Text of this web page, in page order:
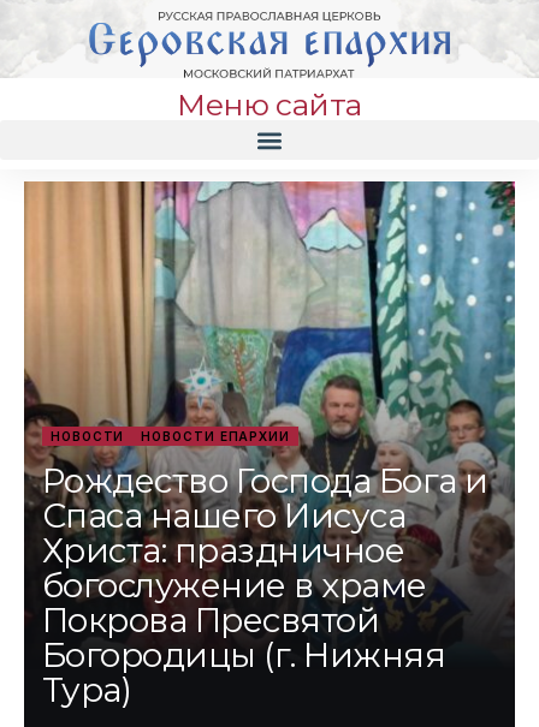
Меню сайта
НОВОСТИ НОВОСТИ ЕПАРХИИ
Рождество Господа Бога и
Спаса нашего Иисуса
Христа: праздничное
богослужение в храме
Покрова Пресвятой
Богородицы (г. Нижняя
Тура)